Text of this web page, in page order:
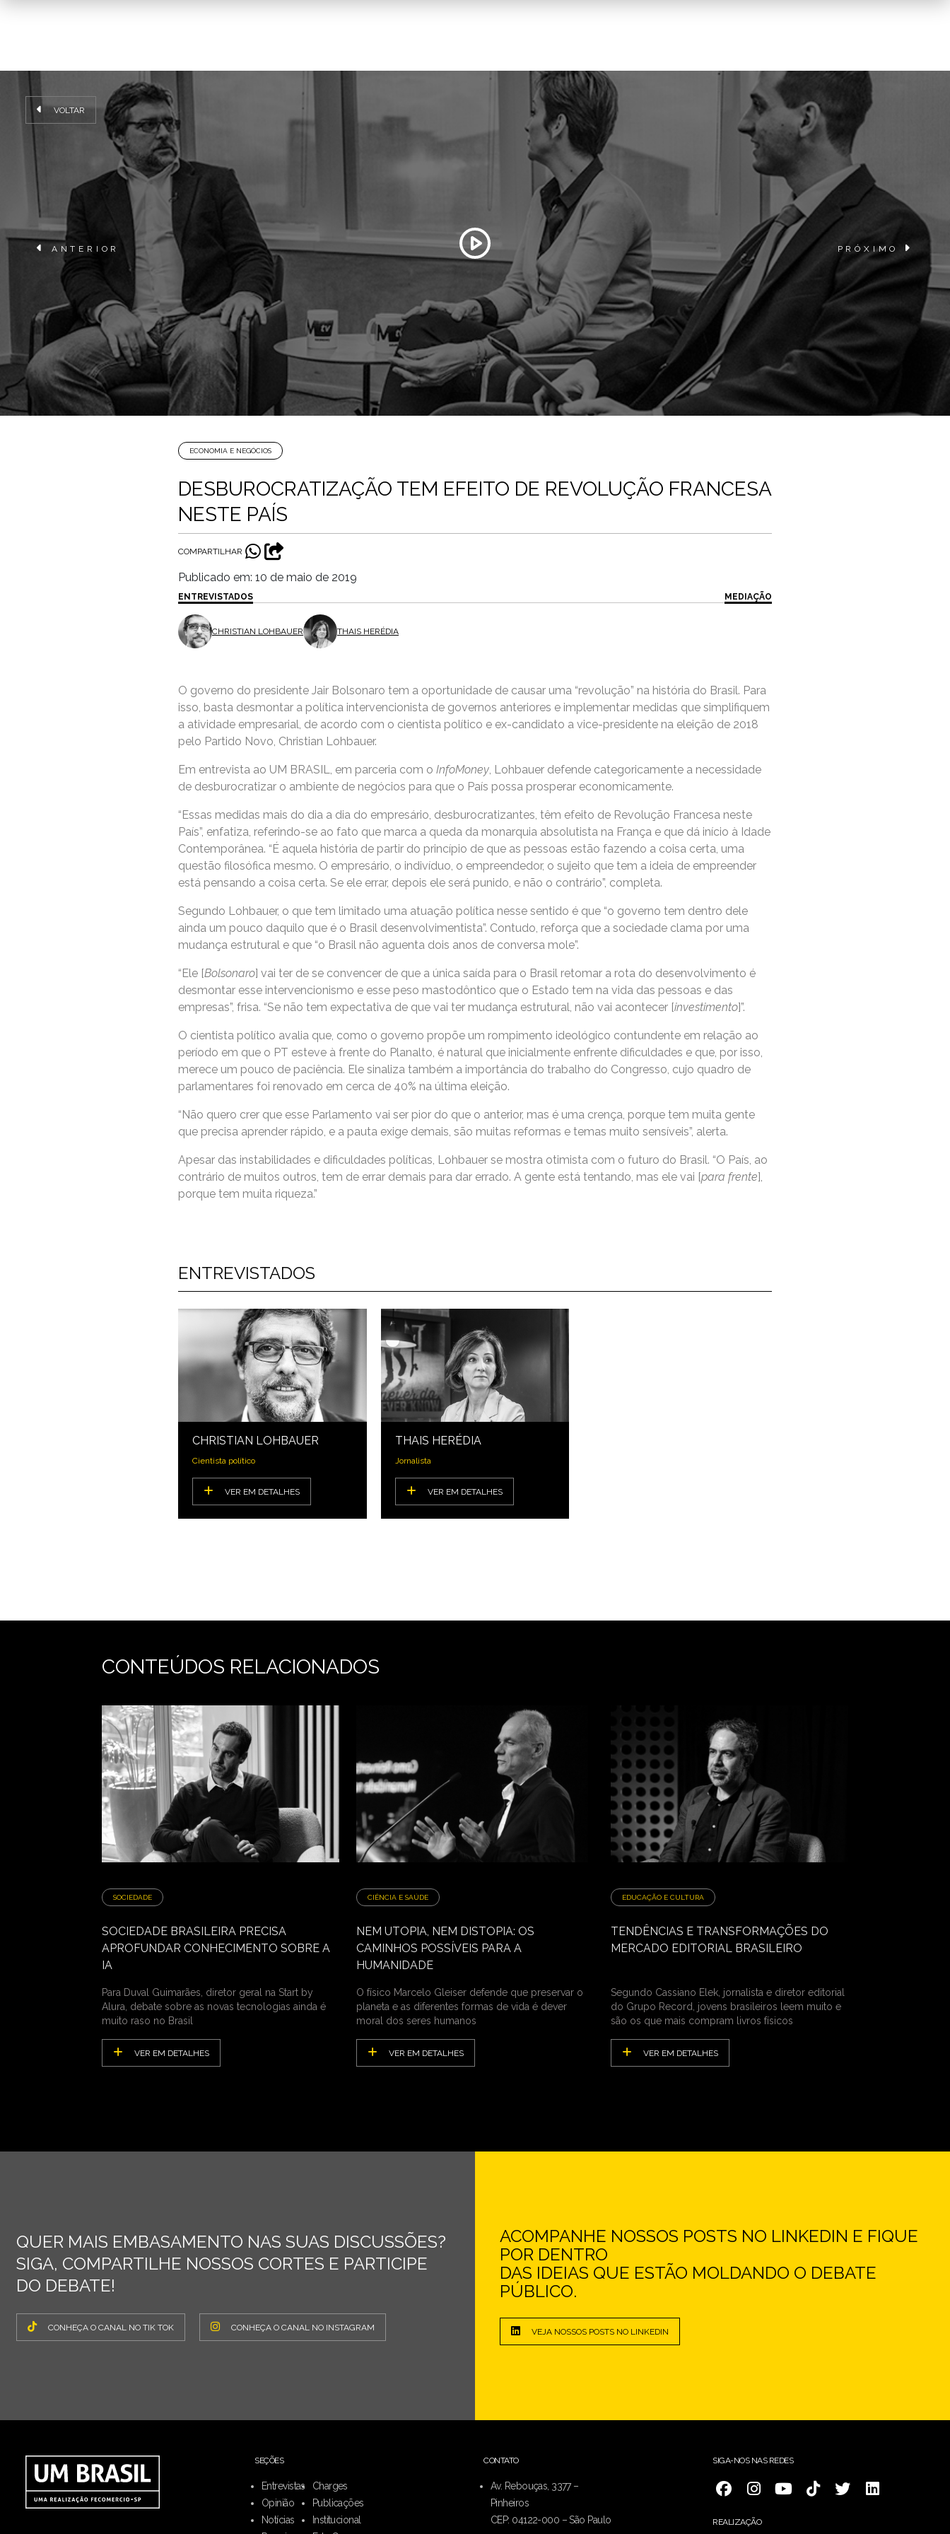
VOLTAR
ANTERIOR PRÓXIMO
ECONOMIA E NEGÓCIOS
DESBUROCRATIZAÇÃO TEM EFEITO DE REVOLUÇÃO FRANCESA
NESTE PAÍS
COMPARTILHAR
Publicado em: 10 de maio de 2019
ENTREVISTADOS
CHRISTIAN LOHBAUER THAIS HERÉDIA
MEDIAÇÃO
O governo do presidente Jair Bolsonaro tem a oportunidade de causar uma “revolução” na história do Brasil. Para
isso, basta desmontar a política intervencionista de governos anteriores e implementar medidas que simplifiquem
a atividade empresarial, de acordo com o cientista político e ex-candidato a vice-presidente na eleição de 2018
pelo Partido Novo, Christian Lohbauer.
Em entrevista ao UM BRASIL, em parceria com o InfoMoney, Lohbauer defende categoricamente a necessidade
de desburocratizar o ambiente de negócios para que o País possa prosperar economicamente.
“Essas medidas mais do dia a dia do empresário, desburocratizantes, têm efeito de Revolução Francesa neste
País”, enfatiza, referindo-se ao fato que marca a queda da monarquia absolutista na França e que dá início à Idade
Contemporânea. “É aquela história de partir do princípio de que as pessoas estão fazendo a coisa certa, uma
questão filosófica mesmo. O empresário, o indivíduo, o empreendedor, o sujeito que tem a ideia de empreender
está pensando a coisa certa. Se ele errar, depois ele será punido, e não o contrário”, completa.
Segundo Lohbauer, o que tem limitado uma atuação política nesse sentido é que “o governo tem dentro dele
ainda um pouco daquilo que é o Brasil desenvolvimentista”. Contudo, reforça que a sociedade clama por uma
mudança estrutural e que “o Brasil não aguenta dois anos de conversa mole”.
“Ele [Bolsonaro] vai ter de se convencer de que a única saída para o Brasil retomar a rota do desenvolvimento é
desmontar esse intervencionismo e esse peso mastodôntico que o Estado tem na vida das pessoas e das
empresas”, frisa. “Se não tem expectativa de que vai ter mudança estrutural, não vai acontecer [investimento]”.
O cientista político avalia que, como o governo propõe um rompimento ideológico contundente em relação ao
período em que o PT esteve à frente do Planalto, é natural que inicialmente enfrente dificuldades e que, por isso,
merece um pouco de paciência. Ele sinaliza também a importância do trabalho do Congresso, cujo quadro de
parlamentares foi renovado em cerca de 40% na última eleição.
“Não quero crer que esse Parlamento vai ser pior do que o anterior, mas é uma crença, porque tem muita gente
que precisa aprender rápido, e a pauta exige demais, são muitas reformas e temas muito sensíveis”, alerta.
Apesar das instabilidades e dificuldades políticas, Lohbauer se mostra otimista com o futuro do Brasil. “O País, ao
contrário de muitos outros, tem de errar demais para dar errado. A gente está tentando, mas ele vai [para frente],
porque tem muita riqueza.”
ENTREVISTADOS
CHRISTIAN LOHBAUER
Cientista político
VER EM DETALHES
THAIS HERÉDIA
Jornalista
VER EM DETALHES
CONTEÚDOS RELACIONADOS
SOCIEDADE
SOCIEDADE BRASILEIRA PRECISA
APROFUNDAR CONHECIMENTO SOBRE A
IA
Para Duval Guimarães, diretor geral na Start by
Alura, debate sobre as novas tecnologias ainda é
muito raso no Brasil
VER EM DETALHES
CIÊNCIA E SAÚDE
NEM UTOPIA, NEM DISTOPIA: OS
CAMINHOS POSSÍVEIS PARA A
HUMANIDADE
O físico Marcelo Gleiser defende que preservar o
planeta e as diferentes formas de vida é dever
moral dos seres humanos
VER EM DETALHES
EDUCAÇÃO E CULTURA
TENDÊNCIAS E TRANSFORMAÇÕES DO
MERCADO EDITORIAL BRASILEIRO
Segundo Cassiano Elek, jornalista e diretor editorial
do Grupo Record, jovens brasileiros leem muito e
são os que mais compram livros físicos
VER EM DETALHES
QUER MAIS EMBASAMENTO NAS SUAS DISCUSSÕES?
SIGA, COMPARTILHE NOSSOS CORTES E PARTICIPE
DO DEBATE!
CONHEÇA O CANAL NO TIK TOK CONHEÇA O CANAL NO INSTAGRAM
ACOMPANHE NOSSOS POSTS NO LINKEDIN E FIQUE
POR DENTRO
DAS IDEIAS QUE ESTÃO MOLDANDO O DEBATE
PÚBLICO.
VEJA NOSSOS POSTS NO LINKEDIN
SEÇÕES
Entrevistas
Opinião
Notícias
Charges
Publicações
Institucional
CONTATO
Av. Rebouças, 3377 –
Pinheiros
CEP: 04122-000 – São Paulo
SIGA-NOS NAS REDES
REALIZAÇÃO